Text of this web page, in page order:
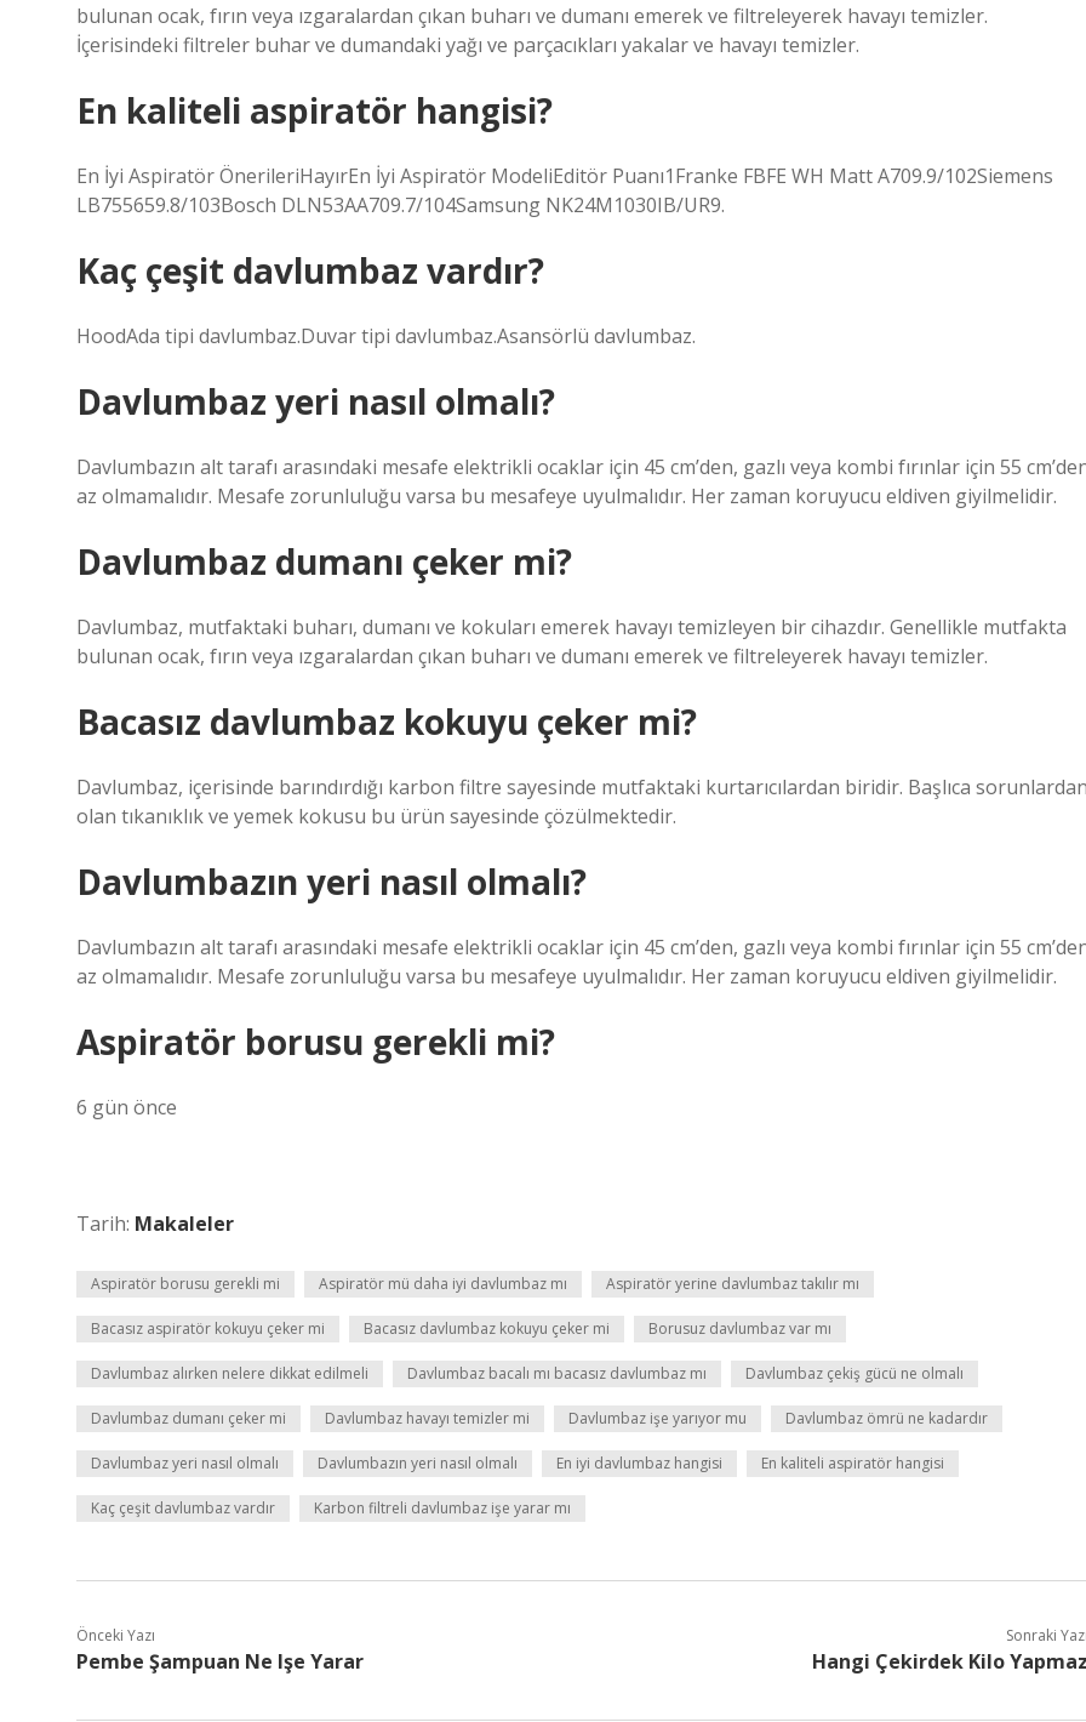
bulunan ocak, fırın veya ızgaralardan çıkan buharı ve dumanı emerek ve filtreleyerek havayı temizler.
İçerisindeki filtreler buhar ve dumandaki yağı ve parçacıkları yakalar ve havayı temizler.
En kaliteli aspiratör hangisi?
En İyi Aspiratör ÖnerileriHayırEn İyi Aspiratör ModeliEditör Puanı1Franke FBFE WH Matt A709.9/102Siemens
LB755659.8/103Bosch DLN53AA709.7/104Samsung NK24M1030IB/UR9.
Kaç çeşit davlumbaz vardır?
HoodAda tipi davlumbaz.Duvar tipi davlumbaz.Asansörlü davlumbaz.
Davlumbaz yeri nasıl olmalı?
Davlumbazın alt tarafı arasındaki mesafe elektrikli ocaklar için 45 cm’den, gazlı veya kombi fırınlar için 55
az olmamalıdır. Mesafe zorunluluğu varsa bu mesafeye uyulmalıdır. Her zaman koruyucu eldiven giyilmelidir.
Davlumbaz dumanı çeker mi?
Davlumbaz, mutfaktaki buharı, dumanı ve kokuları emerek havayı temizleyen bir cihazdır. Genellikle mutfakta
bulunan ocak, fırın veya ızgaralardan çıkan buharı ve dumanı emerek ve filtreleyerek havayı temizler.
Bacasız davlumbaz kokuyu çeker mi?
Davlumbaz, içerisinde barındırdığı karbon filtre sayesinde mutfaktaki kurtarıcılardan biridir. Başlıca
olan tıkanıklık ve yemek kokusu bu ürün sayesinde çözülmektedir.
Davlumbazın yeri nasıl olmalı?
Davlumbazın alt tarafı arasındaki mesafe elektrikli ocaklar için 45 cm’den, gazlı veya kombi fırınlar için 55
az olmamalıdır. Mesafe zorunluluğu varsa bu mesafeye uyulmalıdır. Her zaman koruyucu eldiven giyilmelidir.
Aspiratör borusu gerekli mi?
6 gün önce
Tarih: Makaleler
Aspiratör borusu gerekli mi Aspiratör mü daha iyi davlumbaz mı Aspiratör yerine davlumbaz takılır mı
Bacasız aspiratör kokuyu çeker mi Bacasız davlumbaz kokuyu çeker mi Borusuz davlumbaz var mı
Davlumbaz alırken nelere dikkat edilmeli Davlumbaz bacalı mı bacasız davlumbaz mı Davlumbaz çekiş gücü ne olmalı
Davlumbaz dumanı çeker mi Davlumbaz havayı temizler mi Davlumbaz işe yarıyor mu Davlumbaz ömrü ne kadardır
Davlumbaz yeri nasıl olmalı Davlumbazın yeri nasıl olmalı En iyi davlumbaz hangisi En kaliteli aspiratör hangisi
Kaç çeşit davlumbaz vardır Karbon filtreli davlumbaz işe yarar mı
Önceki Yazı
Pembe Şampuan Ne Işe Yarar
Sonraki
Hangi Çekirdek Kilo